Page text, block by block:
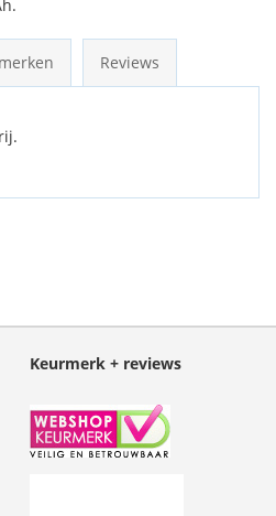
Reviews
Keurmerk + reviews